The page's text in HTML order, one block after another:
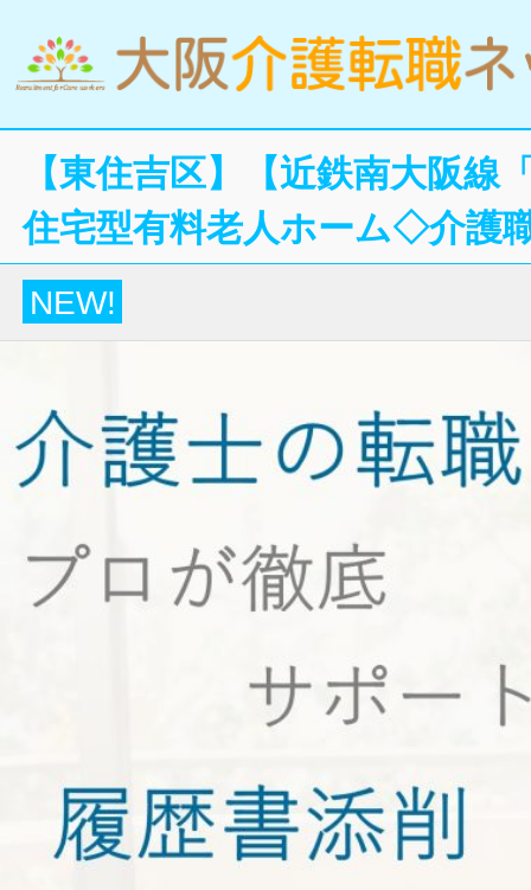
【東住吉区】【近鉄南大阪
住宅型有料老人ホーム◇介護
NEW!